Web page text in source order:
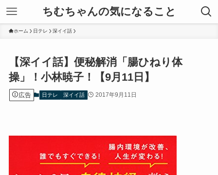
ちむちゃんの気になること
ホーム 日テレ 深イイ話
【深イイ話】便秘解消「腸ひねり体
操」！小林暁子！【9月11日】
広告 日テレ 深イイ話 2017年9月11日